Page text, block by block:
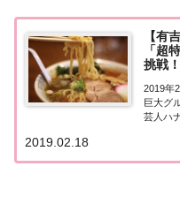
【有
「超
挑戦！
2019年
巨大グ
芸人ハ
ルメ」
するの
2019.02.18